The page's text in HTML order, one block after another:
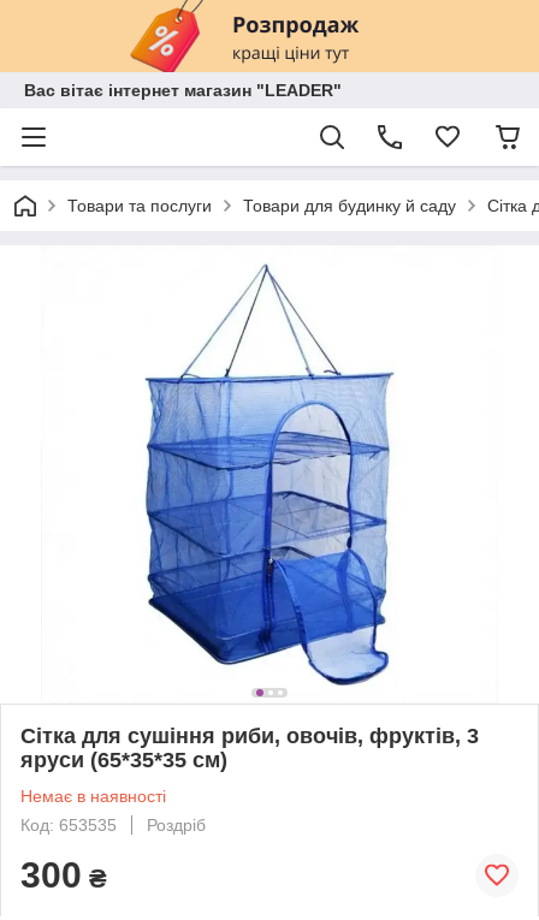
Вас вітає інтернет магазин "LEADER"
Товари та послуги Товари для будинку й саду Сітка
Сітка для сушіння риби, овочів, фруктів, 3
яруси (65*35*35 см)
Немає в наявності
Код: 653535
Роздріб
300 ₴